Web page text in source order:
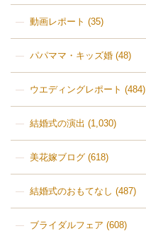
動画レポート (35)
パパママ・キッズ婚(48)
ウエディングレポート (484)
結婚式の演出 (1,030)
美花嫁ブログ(618)
結婚式のおもてなし (487)
ブライダルフェア (608)